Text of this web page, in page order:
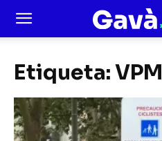
Etiqueta: VPM